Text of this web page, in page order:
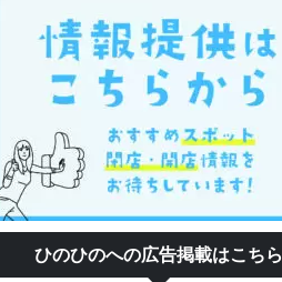
ひのひのへの広告掲載はこちら